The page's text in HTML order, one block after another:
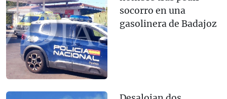
socorro en una
gasolinera de Badajoz